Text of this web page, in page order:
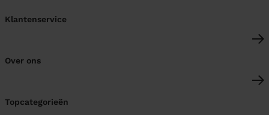
Klantenservice
Over ons
Topcategorieën